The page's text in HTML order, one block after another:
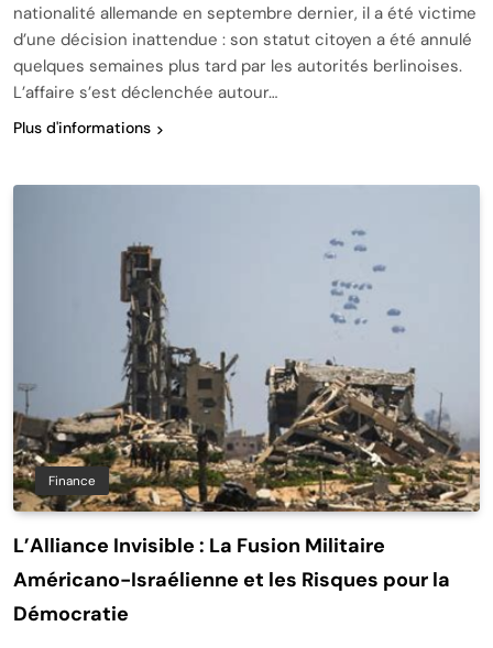
nationalité allemande en septembre dernier, il a été victime
d’une décision inattendue : son statut citoyen a été annulé
quelques semaines plus tard par les autorités berlinoises.
L’affaire s’est déclenchée autour…
Plus d'informations
Finance
L’Alliance Invisible : La Fusion Militaire
Américano-Israélienne et les Risques pour la
Démocratie